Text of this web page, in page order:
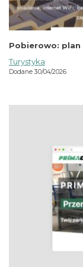
Pobierowo: plan
Turystyka
Dodane 30/04/2026